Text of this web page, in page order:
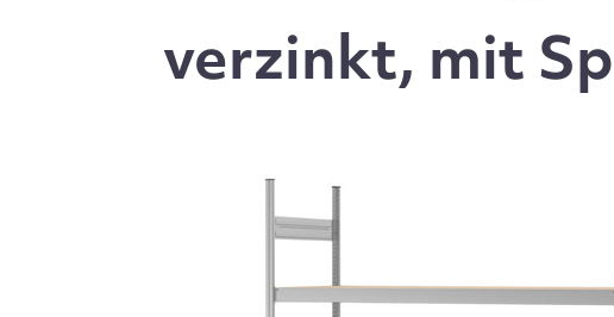
verzinkt, mit